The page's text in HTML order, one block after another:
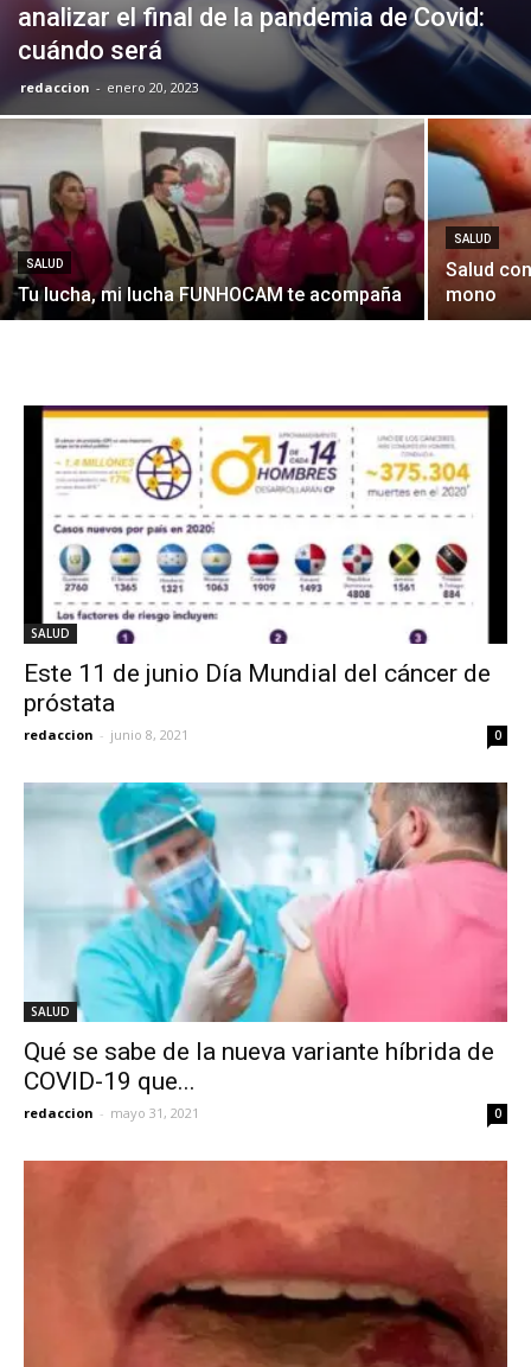
analizar el final de la pandemia de Covid:
cuándo será
redaccion - enero 20, 2023
SALUD
Tu lucha, mi lucha FUNHOCAM te acompaña
SALUD
Salud
mono
SALUD
Este 11 de junio Día Mundial del cáncer de
próstata
redaccion - junio 8, 2021 0
SALUD
Qué se sabe de la nueva variante híbrida de
COVID-19 que...
redaccion - mayo 31, 2021 0